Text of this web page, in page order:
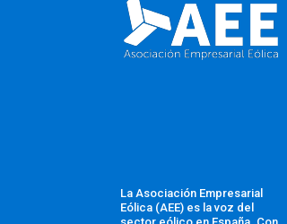
La Asociación Empresarial
Eólica (AEE) es la voz del